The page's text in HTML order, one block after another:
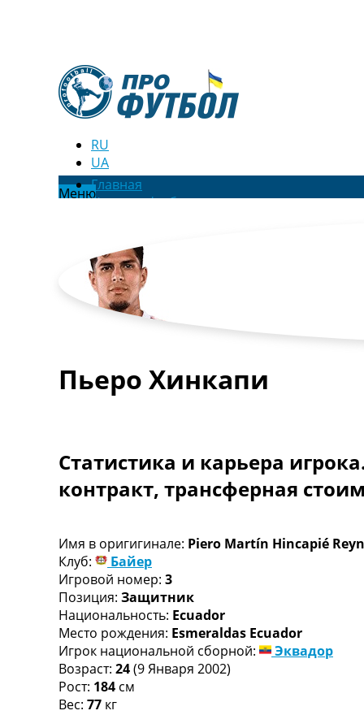
RU
UA
МенюГлавная
Новости футбола
Новости футбола Украины
Последние комментарии
Конкурс прогнозов
Логин
Рейтинги
Турниры
Англия. Премьер Лига
Испания. Ла Лига
Другие Турниры >>>
Таблицы групп Чемпионата Мира
Украина. Премьер-Лига
Украина. Первая Лига
Лига Чемпионов. Таблицы групп
Англия. Премьер-Лига
Испания. Ла Лига
Все таблицы >>>
Рейтинги
Рейтинг стран УЕФА
Пьеро Хинкапи
Статистика и карьера
контракт, трансферная
Имя в оригигинале: Piero Martín Hincapié
Клуб:
Байер
Игровой номер: 3
Позиция: Защитник
Национальность: Ecuador
Место рождения: Esmeraldas Ecuador
Игрок национальной сборной:
Эквадор
Возраст: 24(9 Января 2002)
Рост: 184 см
Вес: 77 кг